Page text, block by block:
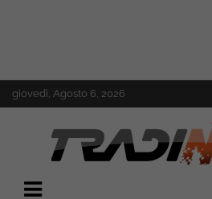
Skip
to
giovedì, Agosto 6, 2026
Trading.it